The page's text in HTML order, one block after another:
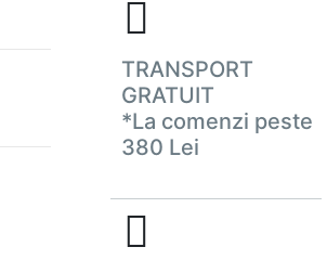
TRANSPORT
GRATUIT
*La comenzi peste
380 Lei